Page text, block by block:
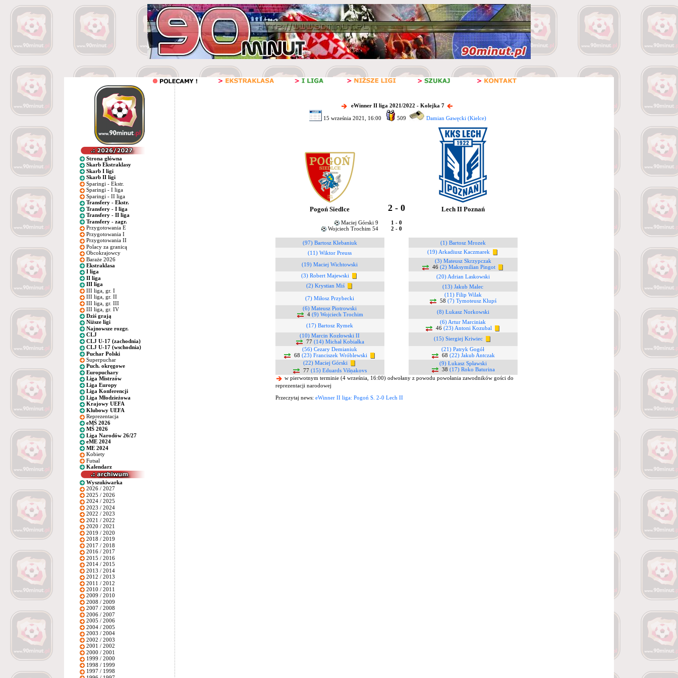
Strona główna
Skarb Ekstraklasy
Skarb I ligi
Skarb II ligi
Sparingi - Ekstr.
Sparingi - I liga
Sparingi - II liga
Transfery - Ekstr.
Transfery - I liga
Transfery - II liga
Transfery - zagr.
Przygotowania E
Przygotowania I
Przygotowania II
Polacy za granicą
Obcokrajowcy
Baraże 2026
Ekstraklasa
I liga
II liga
III liga
III liga, gr. I
III liga, gr. II
III liga, gr. III
III liga, gr. IV
Dziś grają
Niższe ligi
Najnowsze rozgr.
CLJ
CLJ U-17 (zachodnia)
CLJ U-17 (wschodnia)
Puchar Polski
Superpuchar
Puch. okręgowe
Europuchary
Liga Mistrzów
Liga Europy
Liga Konferencji
Liga Młodzieżowa
Krajowy UEFA
Klubowy UEFA
Reprezentacja
eMŚ 2026
MŚ 2026
Liga Narodów 26/27
eME 2024
ME 2024
Kobiety
Futsal
Kalendarz
Wyszukiwarka
2026 / 2027
2025 / 2026
2024 / 2025
2023 / 2024
2022 / 2023
2021 / 2022
2020 / 2021
2019 / 2020
2018 / 2019
2017 / 2018
2016 / 2017
2015 / 2016
2014 / 2015
2013 / 2014
2012 / 2013
2011 / 2012
2010 / 2011
2009 / 2010
2008 / 2009
2007 / 2008
2006 / 2007
2005 / 2006
2004 / 2005
2003 / 2004
2002 / 2003
2001 / 2002
2000 / 2001
1999 / 2000
1998 / 1999
1997 / 1998
eWinner II liga 2021/2022 - Kolejka 7
15 września 2021, 16:00 509 Damian Gawęcki (Kielce)
Pogoń Siedlce 2 - 0 Lech II Poznań
Maciej Górski 9
1 - 0
Wojciech Trochim 54
2 - 0
(97) Bartosz Klebaniuk
(1) Bartosz Mrozek
(11) Wiktor Preuss
(19) Arkadiusz Kaczmarek
(19) Maciej Wichtowski
(3) Mateusz Skrzypczak
46 (2) Maksymilian Pingot
(3) Robert Majewski
(20) Adrian Laskowski
(2) Krystian Miś
(13) Jakub Malec
(7) Miłosz Przybecki
(11) Filip Wilak
58 (7) Tymoteusz Klupś
(6) Mateusz Piotrowski
4 (9) Wojciech Trochim (8) Łukasz Norkowski
(17) Bartosz Rymek
(6) Artur Marciniak
46 (23) Antoni Kozubal
(10) Marcin Kozłowski II
77 (14) Michał Kobiałka
(15) Siergiej Kriwiec
(56) Cezary Demianiuk
68 (23) Franciszek Wróblewski
(21) Patryk Gogół
68 (22) Jakub Antczak
(22) Maciej Górski
77 (15) Eduards Višņakovs
(9) Łukasz Spławski
38 (17) Roko Baturina
w pierwotnym terminie (4 września, 16:00) odwołany z powodu powołania zawodników gości do
reprezentacji narodowej
Przeczytaj news: eWinner II liga: Pogoń S. 2-0 Lech II